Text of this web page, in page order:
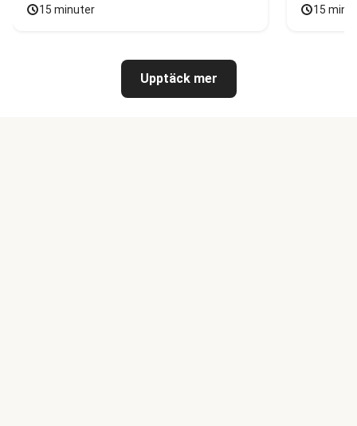
15 minuter 15
Upptäck mer